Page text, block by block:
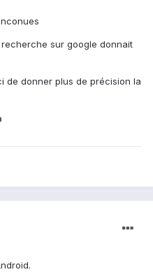
sur google donnait
de donner plus de précision la